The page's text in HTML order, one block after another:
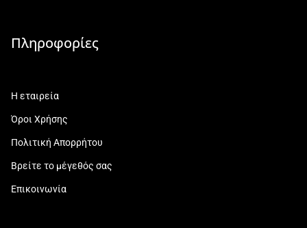
Πληροφορίες
Η εταιρεία
Όροι Χρήσης
Πολιτική Απορρήτου
Βρείτε το μέγεθός σας
Επικοινωνία